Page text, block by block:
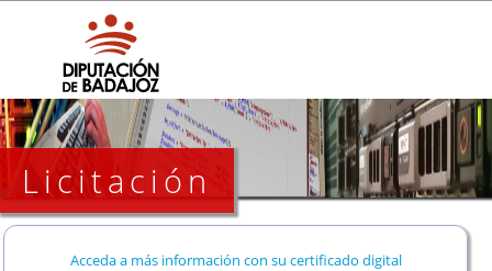
Licitación
Acceda a más información con su certificado digital